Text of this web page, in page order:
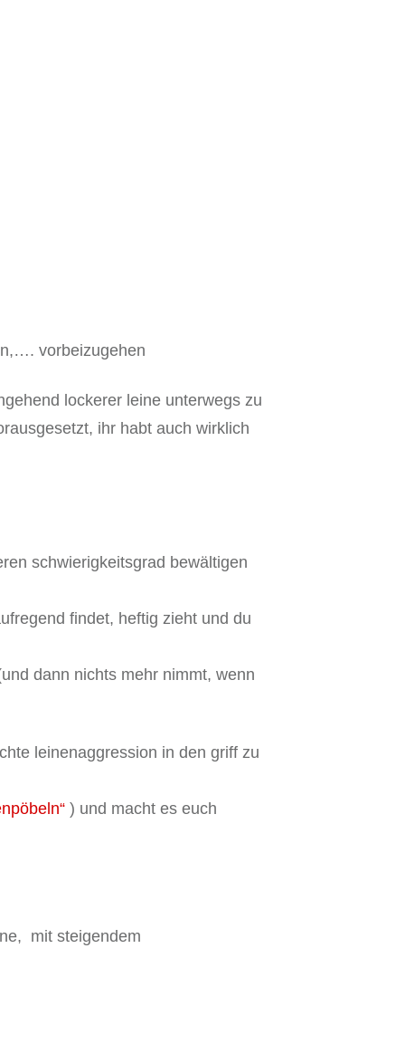
vorbeizugehen
lockerer leine unterwegs zu
ihr habt auch wirklich
schwierigkeitsgrad bewältigen
findet, heftig zieht und du
dann nichts mehr nimmt, wenn
leinenaggression in den griff zu
) und macht es euch
mit steigendem